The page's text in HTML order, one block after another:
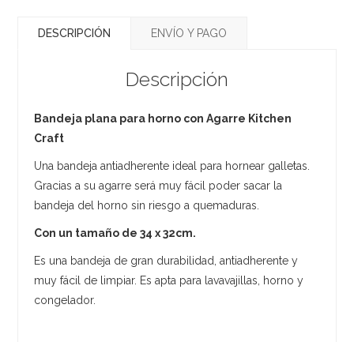
DESCRIPCIÓN ENVÍO Y PAGO
Descripción
Bandeja plana para horno con Agarre Kitchen
Craft
Una bandeja antiadherente ideal para hornear galletas.
Gracias a su agarre será muy fácil poder sacar la
bandeja del horno sin riesgo a quemaduras.
Con un tamaño de 34 x 32cm.
Es una bandeja de gran durabilidad, antiadherente y
muy fácil de limpiar. Es apta para lavavajillas, horno y
congelador.